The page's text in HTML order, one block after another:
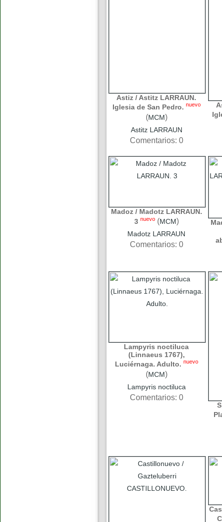
Astiz / Astitz LARRAUN.
Iglesia de San Pedro. nuevo
(MCM)
Astitz LARRAUN
Comentarios: 0
Madoz / Madotz LARRAUN.
3 nuevo (MCM)
Madotz LARRAUN
Comentarios: 0
Lampyris noctiluca
(Linnaeus 1767),
Luciérnaga. Adulto. nuevo
(MCM)
Lampyris noctiluca
Comentarios: 0